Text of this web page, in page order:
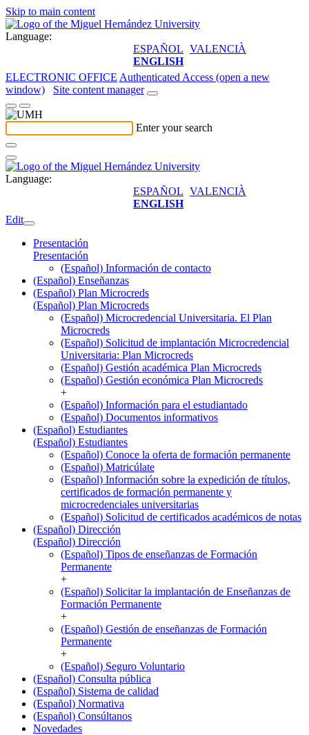
Skip to main content
Language:
ESPAÑOL VALENCIÀ
ENGLISH
ELECTRONIC OFFICE Authenticated Access (open a new
window)
Site content manager
Enter your search
Language:
ESPAÑOL VALENCIÀ
ENGLISH
Edit
Presentación
Presentación
(Español) Información de contacto
(Español) Enseñanzas
(Español) Plan Microcreds
(Español) Plan Microcreds
(Español) Microcredencial Universitaria. El Plan
Microcreds
(Español) Solicitud de implantación Microcredencial
Universitaria: Plan Microcreds
(Español) Gestión académica Plan Microcreds
(Español) Gestión económica Plan Microcreds
+
(Español) Información para el estudiantado
(Español) Documentos informativos
(Español) Estudiantes
(Español) Estudiantes
(Español) Conoce la oferta de formación permanente
(Español) Matricúlate
(Español) Información sobre la expedición de títulos,
certificados de formación permanente y
microcredenciales universitarias
(Español) Solicitud de certificados académicos de notas
(Español) Dirección
(Español) Dirección
(Español) Tipos de enseñanzas de Formación
Permanente
+
(Español) Solicitar la implantación de Enseñanzas de
Formación Permanente
+
(Español) Gestión de enseñanzas de Formación
Permanente
+
(Español) Seguro Voluntario
(Español) Consulta pública
(Español) Sistema de calidad
(Español) Normativa
(Español) Consúltanos
Novedades